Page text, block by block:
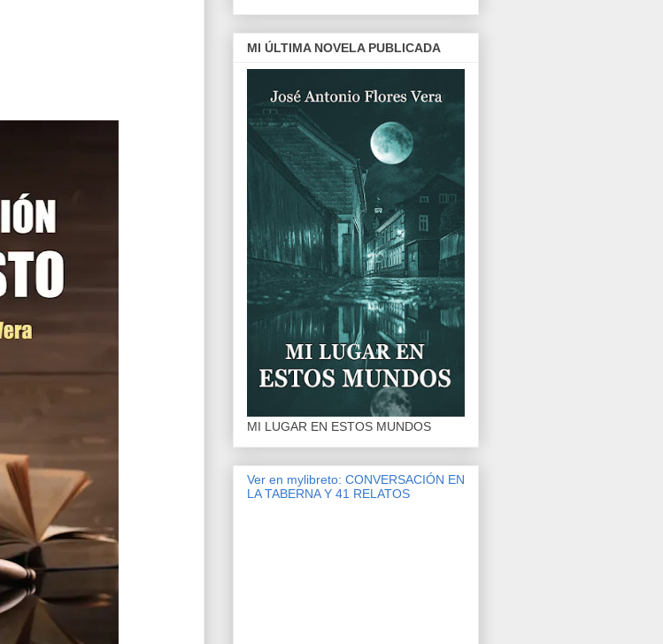
MI ÚLTIMA NOVELA PUBLICADA
MI LUGAR EN ESTOS MUNDOS
Ver en mylibreto: CONVERSACIÓN EN
LA TABERNA Y 41 RELATOS